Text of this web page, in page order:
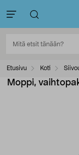
Etusivu Koti
Moppi,